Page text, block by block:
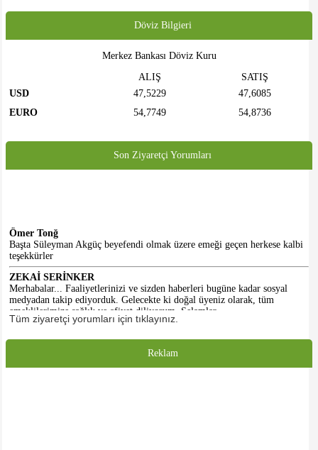
Döviz Bilgieri
Merkez Bankası Döviz Kuru
ALIŞ
SATIŞ
USD
47,5229
47,6085
EURO
54,7749 54,8736
Son Ziyaretçi Yorumları
Ömer Tonğ
Başta Süleyman Akgüç beyefendi olmak üzere emeği geçen herkese kalbi
teşekkürler
ZEKAİ SERİNKER
Merhabalar... Faaliyetlerinizi ve sizden haberleri bugüne kadar sosyal
medyadan takip ediyorduk. Gelecekte ki doğal üyeniz olarak, tüm
emeklilerimize sağlık ve afiyet diliyorum. Selamlar...
Emeği geçenlere teşekkürler. Başlangıç için iyidir. Daha iyi olacacağına
inanıyorum. Umarım dernek binasına da kavuşuruz.
Tüm ziyaretçi yorumları için tıklayınız.
Reklam